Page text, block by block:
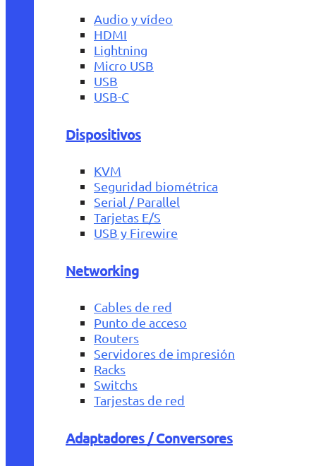
Audio y vídeo
HDMI
Lightning
Micro USB
USB
USB-C
Dispositivos
KVM
Seguridad biométrica
Serial / Parallel
Tarjetas E/S
USB y Firewire
Networking
Cables de red
Punto de acceso
Routers
Servidores de impresión
Racks
Switchs
Tarjestas de red
Adaptadores / Conversores